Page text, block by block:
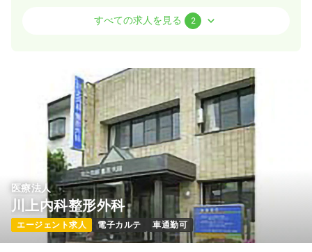
正看護師
32.0万円〜 /月 賞与2ヶ月
※経験3年の例
時間 8:45～17:45
（休憩60分）
日曜休み
担当業務未経験可
ブランク可
月給32万円以上可
気になる 詳細を見る
日勤のみ（パート）
給与 時給1,800円〜
すべての求人を見る 2
医療法人
川上内科整形外科
エージェント求人 電子カルテ 車通勤可